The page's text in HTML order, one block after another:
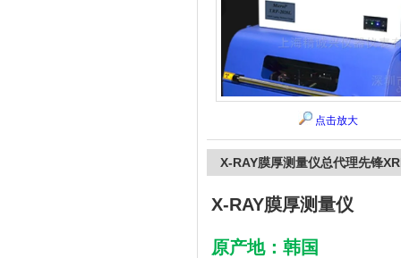
点击放大
X-RAY膜厚测量仪总代理先锋
X-RAY膜厚测量仪
原产地：韩国